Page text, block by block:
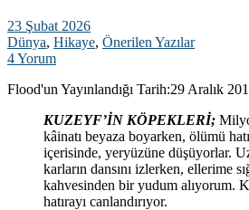
23 Şubat 2026
Dünya, Hikaye, Önerilen Yazılar
4 Yorum
Flood'un Yayınlandığı Tarih:29 Aralık
KUZEYF’İN KÖPEKLERİ;
kâinatı beyaza boyarken, ölümü
içerisinde, yeryüzüne düşüyorlar.
karların dansını izlerken, ellerime
kahvesinden bir yudum alıyorum.
hatırayı canlandırıyor.